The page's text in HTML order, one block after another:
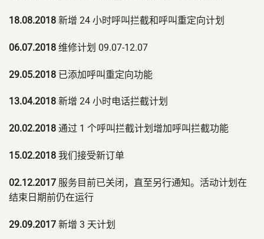
18.08.2018 新增 24 小时呼叫拦截和呼叫重定向计划
06.07.2018 维修计划 09.07-12.07
29.05.2018 已添加呼叫重定向功能
13.04.2018 新增 24 小时电话拦截计划
20.02.2018 通过 1 个呼叫拦截计划增加呼叫拦截功能
15.02.2018 我们接受新订单
02.12.2017 服务目前已关闭，直至另行通知。活动计划在
结束日期前仍在运行
29.09.2017 新增 3 天计划